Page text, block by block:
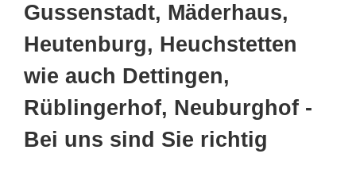
Gussenstadt, Mäderhaus,
Heutenburg, Heuchstetten
wie auch Dettingen,
Rüblingerhof, Neuburghof -
Bei uns sind Sie richtig